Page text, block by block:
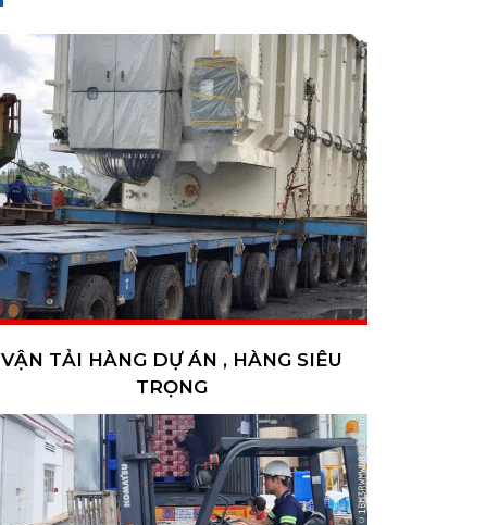
VẬN TẢI HÀNG DỰ ÁN , HÀNG SIÊU
TRỌNG